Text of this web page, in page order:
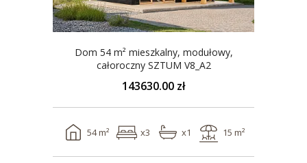
Dom 54 m² mieszkalny, modułowy,
całoroczny SZTUM V8_A2
143630.00 zł
54 m² x3 x1 15 m²